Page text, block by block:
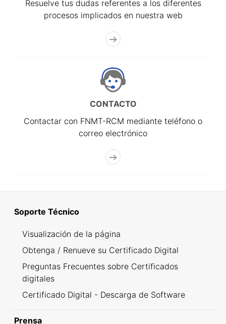
Resuelve tus dudas referentes a los diferentes
procesos implicados en nuestra web
CONTACTO
Contactar con FNMT-RCM mediante teléfono o
correo electrónico
Soporte Técnico
Visualización de la página
Obtenga / Renueve su Certificado Digital
Preguntas Frecuentes sobre Certificados
digitales
Certificado Digital - Descarga de Software
Prensa